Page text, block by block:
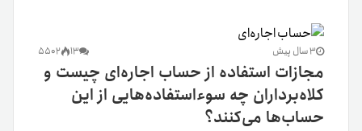
3 سال پیش 13
5502
مجازات استفاده از حساب اجاره‌ای چیست و
کلاه‌برداران چه سوءاستفاده‌هایی از این
حساب‌ها می‌کنند؟